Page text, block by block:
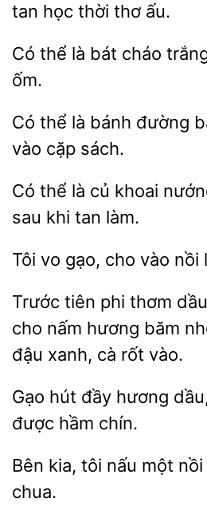
tan học thời thơ ấu.
Có là bát cháo
ốm.
Có thể là bánh đường
vào cặp
Có thể là củ khoai
sau
làm.
Tôi cho vào
Trước tiên phi
nấm hương
đậu xanh, cà rốt vào.
đầy hương
được hầm chín.
Bên tôi một
chua.